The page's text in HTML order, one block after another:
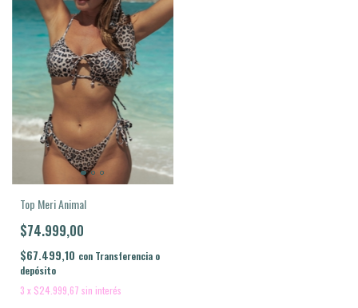
Top Meri Animal
$74.999,00
$67.499,10 con Transferencia o
depósito
3 x $24.999,67 sin interés